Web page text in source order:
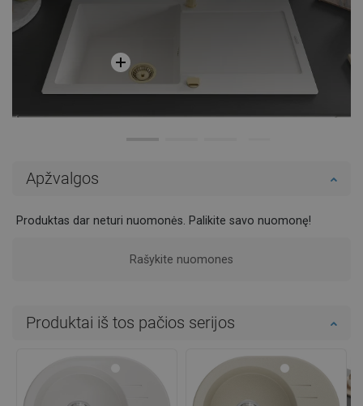
Apžvalgos
Produktas dar neturi nuomonės. Palikite savo nuomonę!
Rašykite nuomones
Produktai iš tos pačios serijos